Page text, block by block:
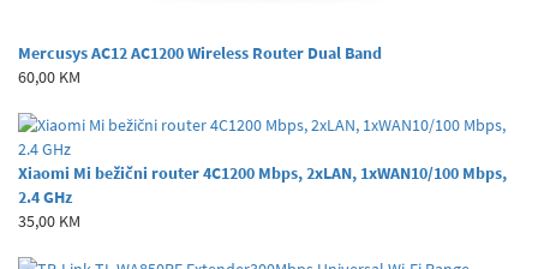
Mercusys AC12 AC1200 Wireless Router Dual Band
60,00 KM
Xiaomi Mi bežični router 4C1200 Mbps, 2xLAN, 1xWAN10/100 Mbps,
2.4 GHz
35,00 KM